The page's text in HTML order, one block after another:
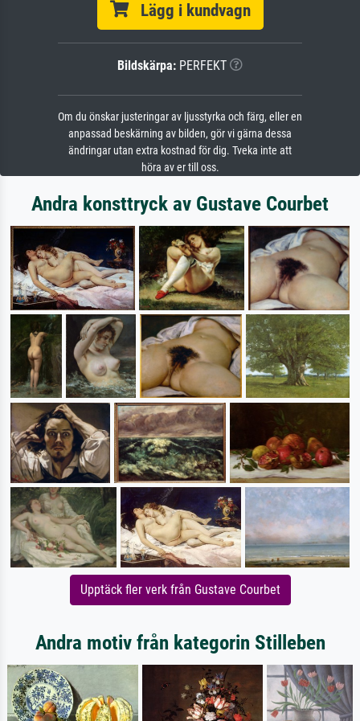
Lägg i kundvagn
Bildskärpa: PERFEKT
Om du önskar justeringar av ljusstyrka och färg, eller en
anpassad beskärning av bilden, gör vi gärna dessa
ändringar utan extra kostnad för dig. Tveka inte att
höra av er till oss.
Andra konsttryck av Gustave Courbet
Upptäck fler verk från Gustave Courbet
Andra motiv från kategorin Stilleben